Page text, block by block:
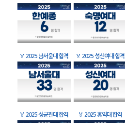
🏅 2025 남서울대 합격 🏅 2025 성신여대 합격
🏅 2025 성균관대 합격 🏅 2025 홍익대 합격